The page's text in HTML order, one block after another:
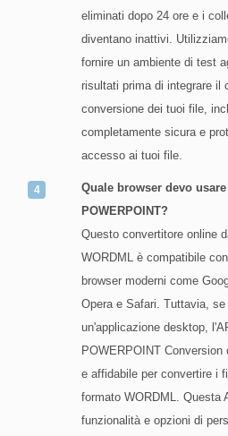
eliminati dopo 24 ore e i
diventano inattivi.
fornire un ambiente di test
risultati prima di integrare il
conversione dei tuoi file,
completamente sicura e
accesso ai tuoi file.
Quale browser devo
POWERPOINT?
Questo convertitore online
WORDML è compatibile
browser moderni come
Opera e Safari. Tuttavia,
un'applicazione desktop,
POWERPOINT
e affidabile per convertire i
formato WORDML. Questa
funzionalità e opzioni di